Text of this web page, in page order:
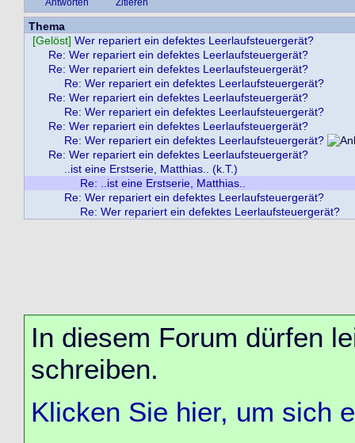
Antworten Zitieren
Thema
[Gelöst] Wer repariert ein defektes Leerlaufsteuergerät?
Re: Wer repariert ein defektes Leerlaufsteuergerät?
Re: Wer repariert ein defektes Leerlaufsteuergerät?
Re: Wer repariert ein defektes Leerlaufsteuergerät?
Re: Wer repariert ein defektes Leerlaufsteuergerät?
Re: Wer repariert ein defektes Leerlaufsteuergerät?
Re: Wer repariert ein defektes Leerlaufsteuergerät?
Re: Wer repariert ein defektes Leerlaufsteuergerät?
Re: Wer repariert ein defektes Leerlaufsteuergerät?
..ist eine Erstserie, Matthias.. (k.T.)
Re: ..ist eine Erstserie, Matthias..
Re: Wer repariert ein defektes Leerlaufsteuergerät?
Re: Wer repariert ein defektes Leerlaufsteuergerät?
In diesem Forum dürfen
schreiben.
Klicken Sie hier, um sich